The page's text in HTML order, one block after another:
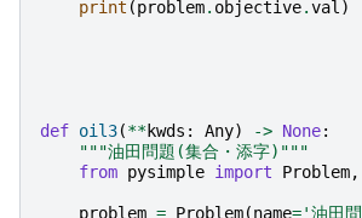
print (problem. objective.val )
def oil3(**kwds : Any) -> None:
"""油田問題(集合・添字)"""
from pysimple import Problem,
problem = Problem(name='油田